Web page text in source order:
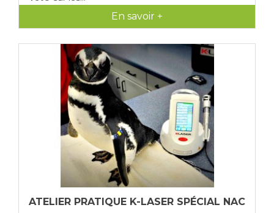
comme un complément
thérapeutiques
classiques.
des chats, des chiens
et des chevaux.
Dr Dallongeville :
Sans sédation,
sans tonte, sans
intervention
chirurgicale et
d’une prise en
main facile »
En savoir +
ATELIER PRATIQUE K-LASER SPÉCIAL NAC